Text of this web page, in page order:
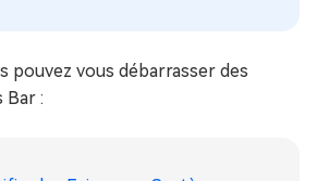
pouvez vous débarrasser des
Bar :